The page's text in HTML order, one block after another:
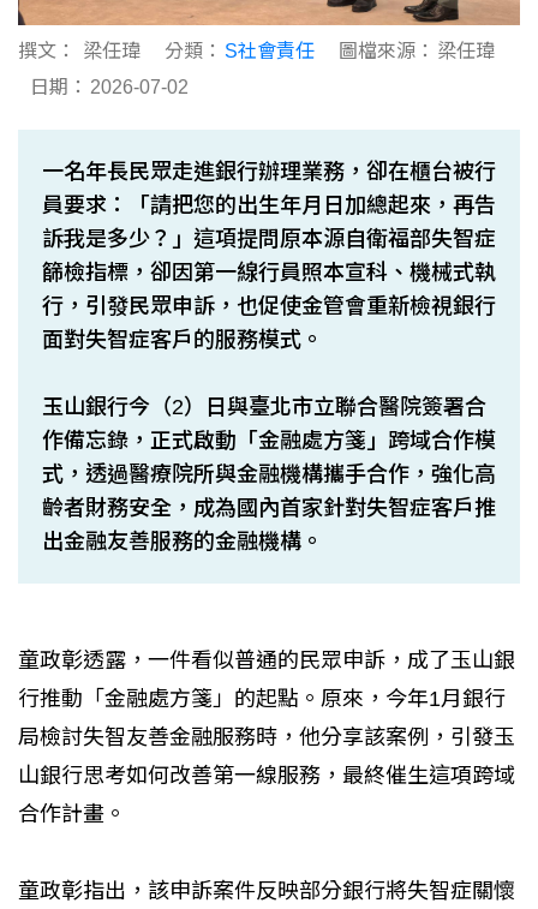
撰文： 梁任瑋 分類： S社會責任 圖檔來源： 梁任瑋
日期： 2026-07-02
一名年長民眾走進銀行辦理業務，卻在櫃台被行
員要求：「請把您的出生年月日加總起來，再告
訴我是多少？」這項提問原本源自衛福部失智症
篩檢指標，卻因第一線行員照本宣科、機械式執
行，引發民眾申訴，也促使金管會重新檢視銀行
面對失智症客戶的服務模式。
玉山銀行今（2）日與臺北市立聯合醫院簽署合
作備忘錄，正式啟動「金融處方箋」跨域合作模
式，透過醫療院所與金融機構攜手合作，強化高
齡者財務安全，成為國內首家針對失智症客戶推
出金融友善服務的金融機構。
童政彰透露，一件看似普通的民眾申訴，成了玉山銀
行推動「金融處方箋」的起點。原來，今年1月銀行
局檢討失智友善金融服務時，他分享該案例，引發玉
山銀行思考如何改善第一線服務，最終催生這項跨域
合作計畫。
童政彰指出，該申訴案件反映部分銀行將失智症關懷